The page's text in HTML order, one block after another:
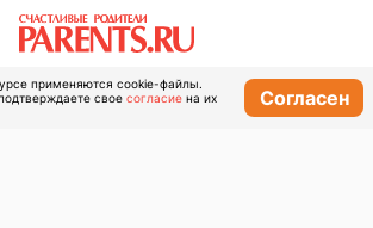
применяются cookie-файлы.
свое согласие на их
Согласен